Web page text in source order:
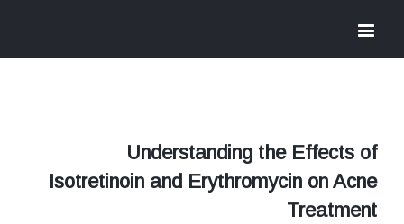
Understanding the Effects of
Isotretinoin and Erythromycin on Acne
Treatment